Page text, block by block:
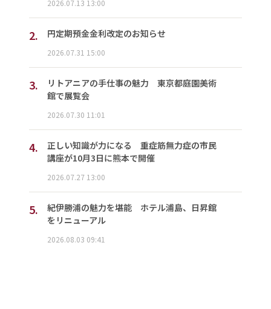
2026.07.13 13:00
2. 円定期預金金利改定のお知らせ
2026.07.31 15:00
3.
リトアニアの手仕事の魅力 東京都庭園美術
館で展覧会
2026.07.30 11:01
4.
正しい知識が力になる 重症筋無力症の市民
講座が10月3日に熊本で開催
2026.07.27 13:00
5.
紀伊勝浦の魅力を堪能 ホテル浦島、日昇館
をリニューアル
2026.08.03 09:41